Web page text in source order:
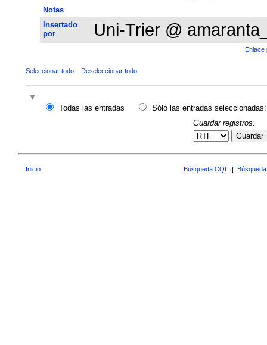
Notas
Insertado
por
Uni-Trier @
Enlace
Seleccionar todo Deseleccionar todo
Todas las entradas
Sólo las entradas seleccionadas:
Guardar registros:
Guardar
Inicio Búsqueda CQL